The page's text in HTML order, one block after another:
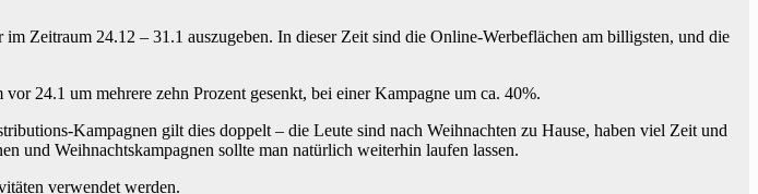
Zeitraum 24.12 – 31.1 auszugeben. In dieser Zeit sind die Online-Werbeflächen am billigsten, und die
24.1 um mehrere zehn Prozent gesenkt, bei einer Kampagne um ca. 40%.
Kampagnen gilt dies doppelt – die Leute sind nach Weihnachten zu Hause, haben viel Zeit und
und Weihnachtskampagnen sollte man natürlich weiterhin laufen lassen.
verwendet werden.